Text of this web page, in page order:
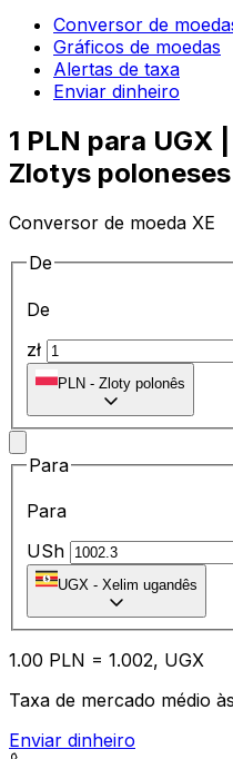
Conversor de
Gráficos de moedas
Alertas de taxa
Enviar dinheiro
1 PLN para
Zlotys
Conversor de moeda XE
De
De
zł
PLN - Zloty polonês
Para
Para
USh
UGX - Xelim ugandês
1.00 PLN = 1.002, UGX
Taxa de mercado médio
Enviar dinheiro